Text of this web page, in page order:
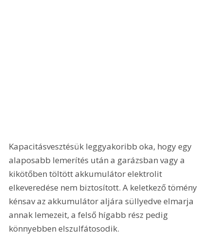
Kapacitásvesztésük leggyakoribb oka, hogy egy
alaposabb lemerítés után a garázsban vagy a
kikötőben töltött akkumulátor elektrolit
elkeveredése nem biztosított. A keletkező tömény
kénsav az akkumulátor aljára süllyedve elmarja
annak lemezeit, a felső hígabb rész pedig
könnyebben elszulfátosodik.